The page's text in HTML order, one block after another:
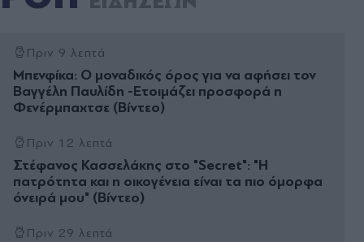
Πριν 9 λεπτά
Μπενφίκα: Ο μοναδικός όρος για να αφήσει τον
Βαγγέλη Παυλίδη -Ετοιμάζει προσφορά η
Φενέρμπαχτσε (Bίντεο)
Πριν 12 λεπτά
Στέφανος Κασσελάκης στο "Secret": "Η
πατρότητα και η οικογένεια είναι τα πιο όµορφα
όνειρά µου" (Βίντεο)
Πριν 29 λεπτά